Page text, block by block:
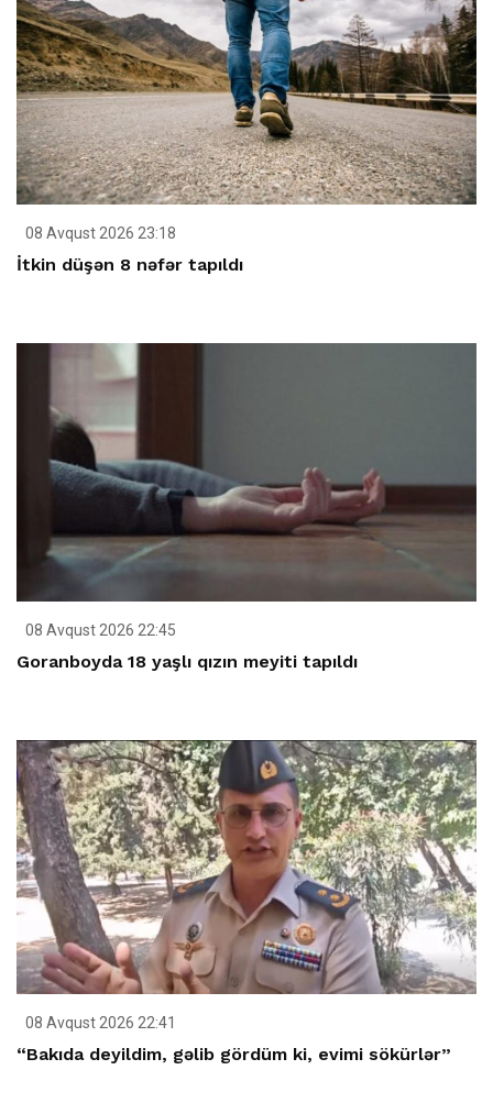
08 Avqust 2026 23:18
İtkin düşən 8 nəfər tapıldı
08 Avqust 2026 22:45
Goranboyda 18 yaşlı qızın meyiti tapıldı
08 Avqust 2026 22:41
“Bakıda deyildim, gəlib gördüm ki, evimi sökürlər”